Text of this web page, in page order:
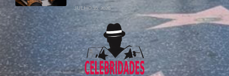
JULHO 16, 2026